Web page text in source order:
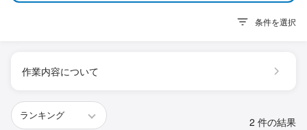
条件を選択
作業内容について
2 件の結果